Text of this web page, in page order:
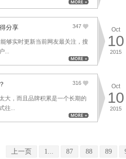
分享 347
够实时更新当前网友最关注，搜
...
Oct
10
2015
316
大，而且品牌积累是一个长期的
往...
Oct
10
2015
上一页 1... 87 88 89